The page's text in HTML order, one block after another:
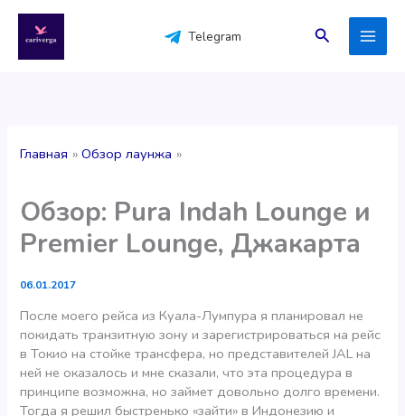
содержимому
Telegram Поиск
Главная Обзор лаунжа
Обзор: Pura Indah Lounge и
Premier Lounge, Джакарта
06.01.2017
После моего рейса из Куала-Лумпура я планировал не
покидать транзитную зону и зарегистрироваться на рейс
в Токио на стойке трансфера, но представителей JAL на
ней не оказалось и мне сказали, что эта процедура в
принципе возможна, но займет довольно долго времени.
Тогда я решил быстренько «зайти» в Индонезию и